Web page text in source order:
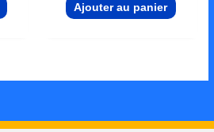
Ajouter au panier